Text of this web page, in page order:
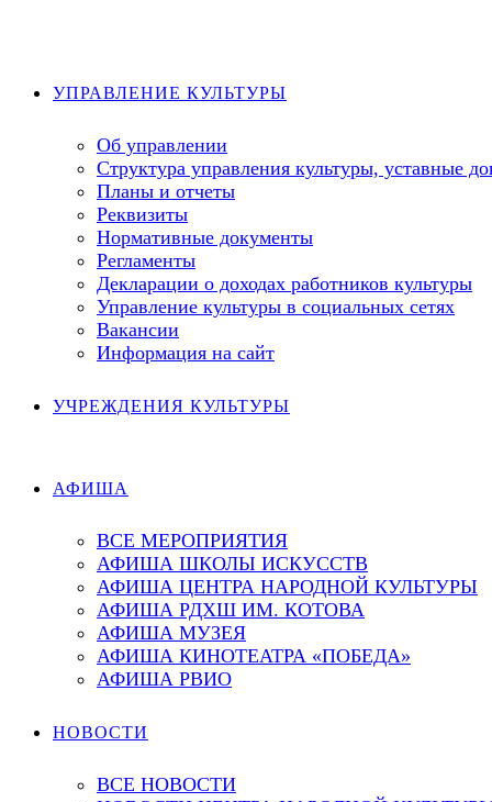
УПРАВЛЕНИЕ КУЛЬТУРЫ
Об управлении
Структура управления культуры, уставные
Планы и отчеты
Реквизиты
Нормативные документы
Регламенты
Декларации о доходах работников культуры
Управление культуры в социальных сетях
Вакансии
Информация на сайт
УЧРЕЖДЕНИЯ КУЛЬТУРЫ
АФИША
ВСЕ МЕРОПРИЯТИЯ
АФИША ШКОЛЫ ИСКУССТВ
АФИША ЦЕНТРА НАРОДНОЙ КУЛЬТУРЫ
АФИША РДХШ ИМ. КОТОВА
АФИША МУЗЕЯ
АФИША КИНОТЕАТРА «ПОБЕДА»
АФИША РВИО
НОВОСТИ
ВСЕ НОВОСТИ